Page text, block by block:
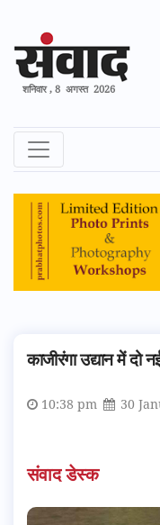
शनिवार , 8 अगस्त 2026
काजीरंगा उद्यान में दो
10:38 pm 30
संवाद डेस्क